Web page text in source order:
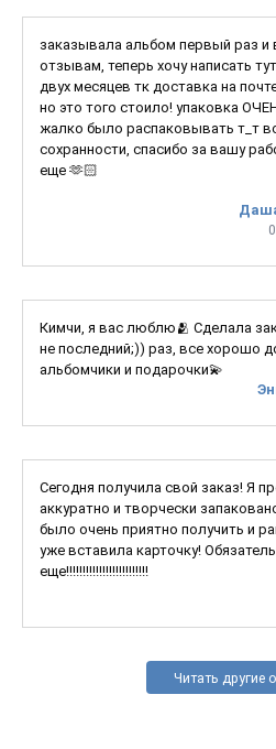
заказывала альбом первый раз и
отзывам, теперь хочу написать
двух месяцев тк доставка на
но это того стоило! упаковка
жалко было распаковывать т_т
сохранности, спасибо за вашу
еще 🫶🏻
Кимчи, я вас люблю🫂 Сделала
не последний;)) раз, все хорошо
альбомчики и подарочки💫
Сегодня получила свой заказ! Я
аккуратно и творчески
было очень приятно получить и
уже вставила карточку!
еще!!!!!!!!!!!!!!!!!!!!!!!!!
Читать другие